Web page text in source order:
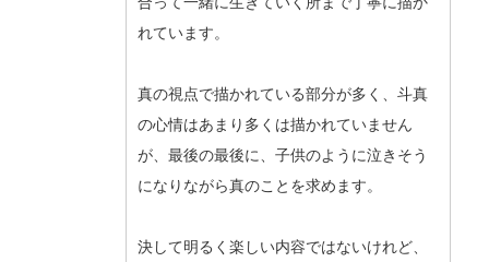
れています。
真の視点で描かれている部分が多く、斗真
の心情はあまり多くは描かれていません
が、最後の最後に、子供のように泣きそう
になりながら真のことを求めます。
決して明るく楽しい内容ではないけれど、